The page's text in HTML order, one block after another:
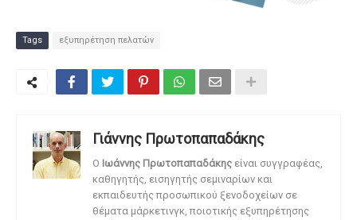
Tags εξυπηρέτηση πελατών
Γιάννης Πρωτοπαπαδάκης
O Ιωάννης Πρωτοπαπαδάκης είναι συγγραφέας,
καθηγητής, εισηγητής σεμιναρίων και
εκπαιδευτής προσωπικού ξενοδοχείων σε
θέματα μάρκετινγκ, ποιοτικής εξυπηρέτησης